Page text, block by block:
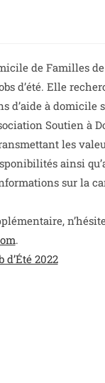
de Familles
d’été. Elle
d’aide à domicile
Soutien à
les
ainsi
sur la
.
2022